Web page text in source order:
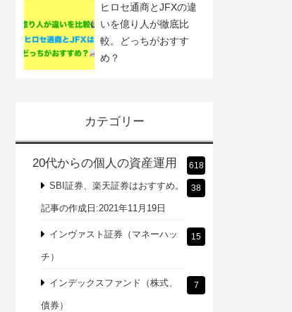
ヒロセ通商とJFXの違
いを億り人が徹底比
較。どっちがおすす
め？
カテゴリー
20代からの個人の資産運用 618
SBI証券、楽天証券はおすすめ。
記事の作成日:2021年11月19日
38
インヴァスト証券（マネーハッ
チ）
15
インデックスファンド（株式、
債券）
7